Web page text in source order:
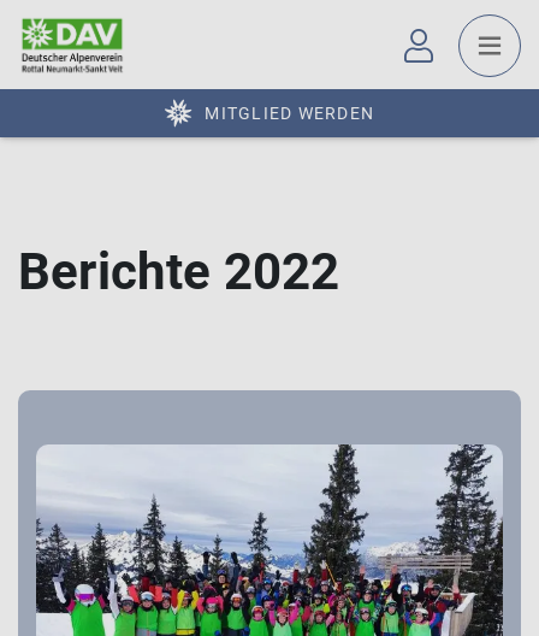
MITGLIED WERDEN
Berichte 2022